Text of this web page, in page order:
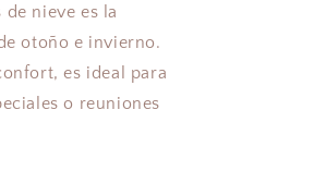
nieve es la
otoño e invierno.
es ideal para
o reuniones